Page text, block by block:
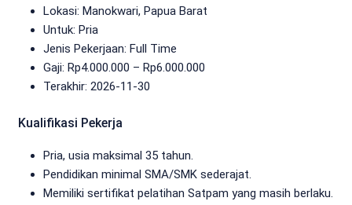
Lokasi: Manokwari, Papua Barat
Untuk: Pria
Jenis Pekerjaan: Full Time
Gaji: Rp4.000.000 – Rp6.000.000
Terakhir: 2026-11-30
Kualifikasi Pekerja
Pria, usia maksimal 35 tahun.
Pendidikan minimal SMA/SMK sederajat.
Memiliki sertifikat pelatihan Satpam yang masih berlaku.